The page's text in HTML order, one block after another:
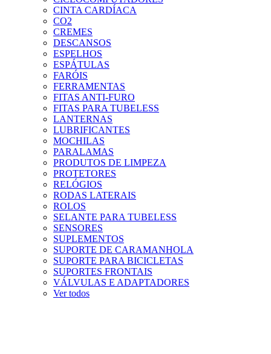
CINTA CARDÍACA
CO2
CREMES
DESCANSOS
ESPELHOS
ESPÁTULAS
FARÓIS
FERRAMENTAS
FITAS ANTI-FURO
FITAS PARA TUBELESS
LANTERNAS
LUBRIFICANTES
MOCHILAS
PARALAMAS
PRODUTOS DE LIMPEZA
PROTETORES
RELÓGIOS
RODAS LATERAIS
ROLOS
SELANTE PARA TUBELESS
SENSORES
SUPLEMENTOS
SUPORTE DE CARAMANHOLA
SUPORTE PARA BICICLETAS
SUPORTES FRONTAIS
VÁLVULAS E ADAPTADORES
Ver todos